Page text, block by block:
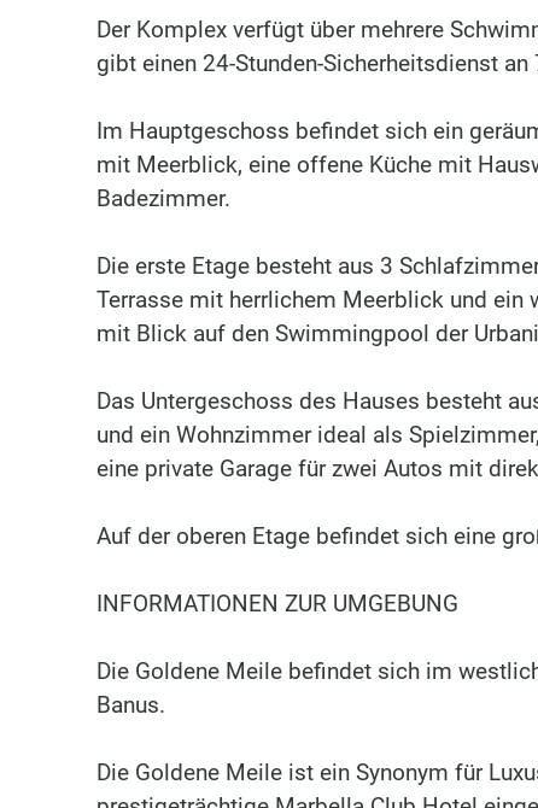
Der Komplex verfügt über mehrere
gibt einen 24-Stunden-Sicherheitsdienst
Im Hauptgeschoss befindet sich ein
mit Meerblick, eine offene Küche mit
Badezimmer.
Die erste Etage besteht aus 3
Terrasse mit herrlichem Meerblick und
mit Blick auf den Swimmingpool der
Das Untergeschoss des Hauses besteht
und ein Wohnzimmer ideal als
eine private Garage für zwei Autos mit
Auf der oberen Etage befindet sich eine
INFORMATIONEN ZUR UMGEBUNG
Die Goldene Meile befindet sich im
Banus.
Die Goldene Meile ist ein Synonym für